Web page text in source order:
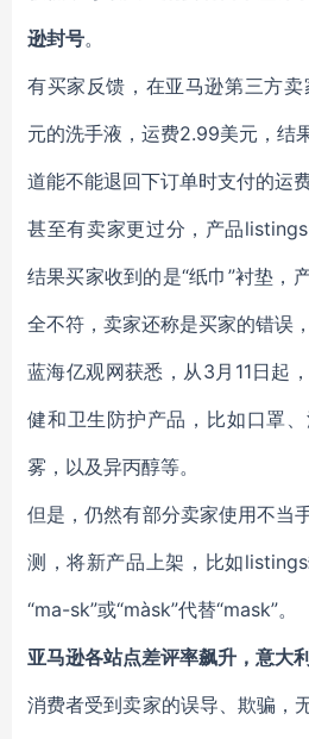
逊封号。
有买家反馈，在亚马逊第三方
元的洗手液，运费2.99美元，结
道能不能退回下订单时支付的运费
甚至有卖家更过分，产品
结果买家收到的是“纸巾”衬垫，
全不符，卖家还称是买家的错误
蓝海亿观网获悉，从3月11日起
健和卫生防护产品，比如口罩
雾，以及异丙醇等。
但是，仍然有部分卖家使用不当
测，将新产品上架，比如
“ma-sk”或“màsk”代替“mask”。
亚马逊各站点差评率飙升，意大
消费者受到卖家的误导、欺骗，